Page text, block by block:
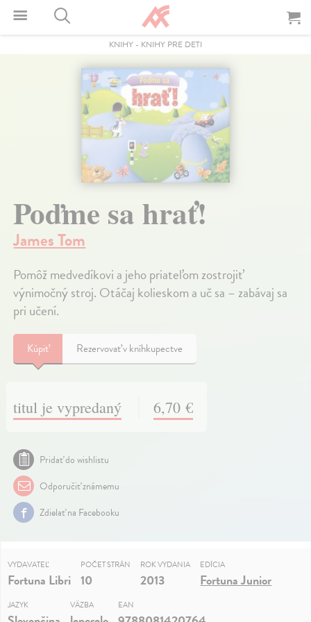
KNIHY - KNIHY PRE DETI
Poďme sa hrať!
James Tom
Pomôž medvedíkovi a jeho priateľom zostrojiť
výnimočný stroj. Otáčaj kolieskom a uč sa – zabávaj sa
pri učení.
Kúpiť Rezervovať v kníhkupectve
titul je vypredaný 6,70 €
Pridať do wishlistu
Odporučiť známemu
Zdielať na Facebooku
VYDAVATEĽ
Fortuna Libri
POČET STRÁN
10
ROK VYDANIA
2013
EDÍCIA
Fortuna Junior
JAZYK VÄZBA EAN